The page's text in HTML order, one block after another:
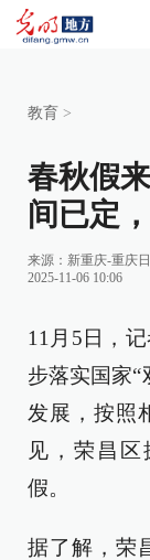
教育 >
春秋假
间已定
来源： 新重庆-重庆
2025-11-06 10:06
11月5日，
步落实国家
发展，按照
见，荣昌
假。
据了解，荣